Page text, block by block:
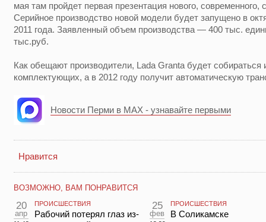
мая там пройдет первая презентация нового, современного,
Серийное производство новой модели будет запущено в
2011 года. Заявленный объем производства — 400 тыс.
тыс.руб.
Как обещают производители, Lada Granta будет
комплектующих, а в 2012 году получит автоматическую
Новости Перми в MAX - узнавайте первыми
Нравится
ВОЗМОЖНО, ВАМ ПОНРАВИТСЯ
20
апр
ПРОИСШЕСТВИЯ
Рабочий потерял глаз из-
25
фев
ПРОИСШЕСТВИЯ
В Соликамске